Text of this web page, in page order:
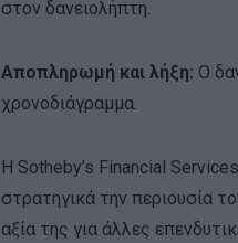
στον δανειολήπτη.
Αποπληρωμή και λήξη: Ο
χρονοδιάγραμμα.
Η Sotheby’s Financial
στρατηγικά την περιουσία
αξία της για άλλες